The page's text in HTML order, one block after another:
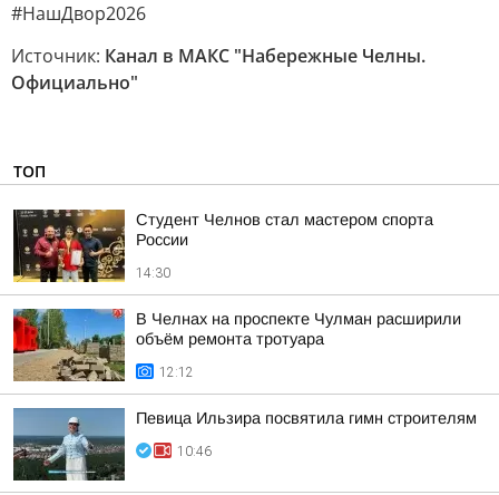
#НашДвор2026
Источник: Канал в МАКС "Набережные Челны.
Официально"
ТОП
Студент Челнов стал мастером спорта
России
14:30
В Челнах на проспекте Чулман расширили
объём ремонта тротуара
12:12
Певица Ильзира посвятила гимн строителям
10:46